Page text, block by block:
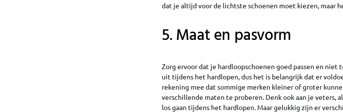
dat je altijd voor de lichtste schoenen moet kiezen, maar
5. Maat en pasvorm
Zorg ervoor dat je hardloopschoenen goed passen en
uit tijdens het hardlopen, dus het is belangrijk dat er
rekening mee dat sommige merken kleiner of groter
verschillende maten te proberen. Denk ook aan je veters,
los gaan tijdens het hardlopen. Maar gelukkig zijn er